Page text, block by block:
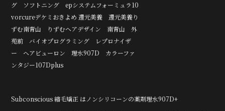
グ ソフトニング epシステムフォーミュラ10
vorcureデケミおきよめ 還元美養 還元美養り
ずむ南青山 りずむヘアデザイン 南青山 外
苑前 バイオプログラミング レプロナイザ
ー ヘアビューロン 理水907D カラーファ
ンタジー107Dplus
Subconscious 縮毛矯正 はノンシリコーンの薬剤理水907D+